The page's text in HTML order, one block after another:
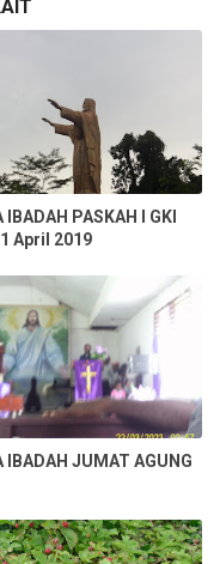
IBADAH PASKAH I GKI
April 2019
IBADAH JUMAT AGUNG